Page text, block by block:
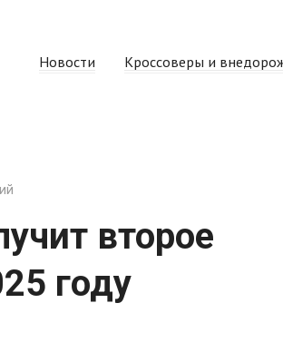
Новости Кроссоверы и
второе
году